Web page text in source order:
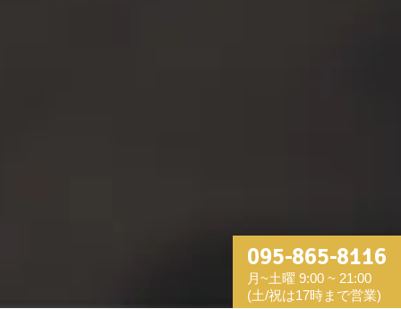
095-865-8116
月~土曜 9:00 ~ 21:00
(土/祝は17時まで営業)